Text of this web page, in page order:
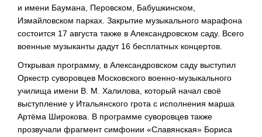
и имени Баумана, Перовском, Бабушкинском,
Измайловском парках. Закрытие музыкального марафона
состоится 17 августа также в Александровском саду. Всего
военные музыканты дадут 16 бесплатных концертов.
Открывая программу, в Александровском саду выступил
Оркестр суворовцев Московского военно-музыкального
училища имени В. М. Халилова , который начал своё
выступление у Итальянского грота с исполнения марша
Артёма Широкова. В программе суворовцев также
прозвучали фрагмент симфонии «Славянская» Бориса